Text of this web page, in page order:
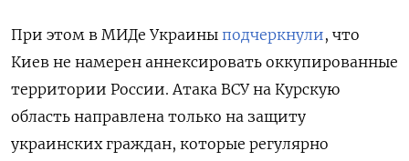
При этом в МИДе Украины подчеркнули, что
Киев не намерен аннексировать оккупированные
территории России. Атака ВСУ на Курскую
область направлена только на защиту
украинских граждан, которые регулярно